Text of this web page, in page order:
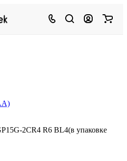
2CR4 R6 BL4(в упаковке